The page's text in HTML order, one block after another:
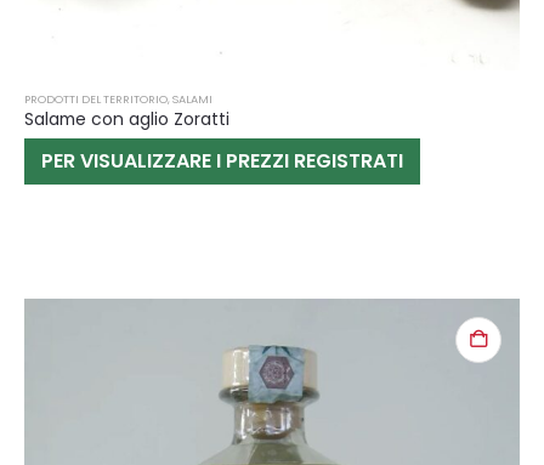
PRODOTTI DEL TERRITORIO, SALAMI
Salame con aglio Zoratti
PER VISUALIZZARE I PREZZI REGISTRATI